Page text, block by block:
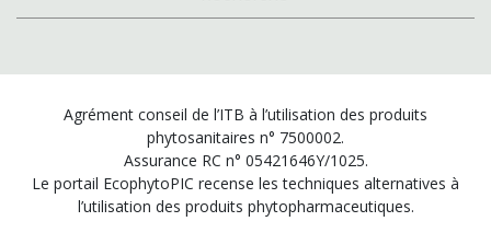
Agrément conseil de l’ITB à l’utilisation des produits
phytosanitaires n° 7500002.
Assurance RC n° 05421646Y/1025.
Le portail EcophytoPIC recense les techniques alternatives à
l’utilisation des produits phytopharmaceutiques.